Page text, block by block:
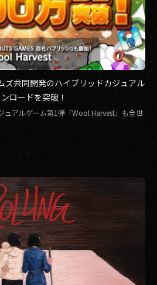
ズ共同開発のハイブリッドカジュアル
ロードを突破！
ュアルゲーム第1弾「Wool Harvest」も全世